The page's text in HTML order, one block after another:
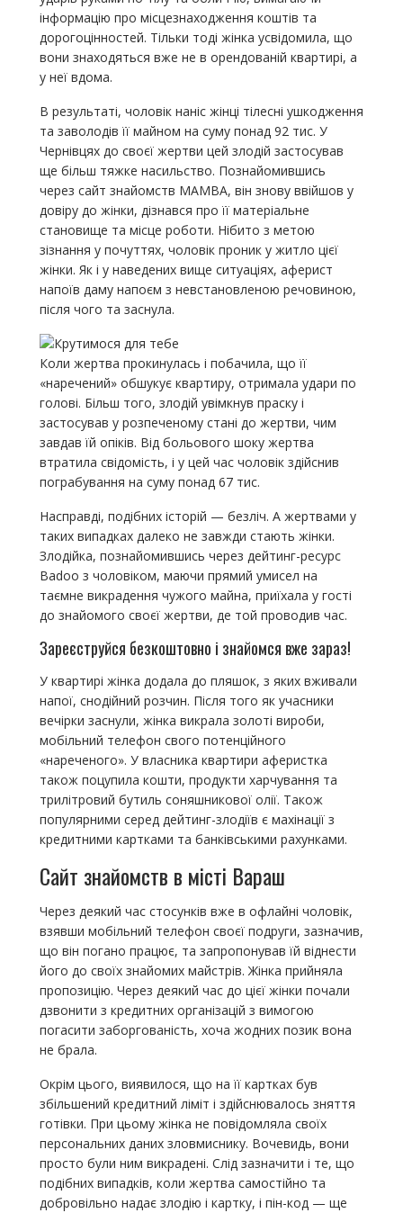
інформацію про місцезнаходження коштів та
дорогоцінностей. Тільки тоді жінка усвідомила, що
вони знаходяться вже не в орендованій квартирі, а
у неї вдома.
В результаті, чоловік наніс жінці тілесні ушкодження
та заволодів її майном на суму понад 92 тис. У
Чернівцях до своєї жертви цей злодій застосував
ще більш тяжке насильство. Познайомившись
через сайт знайомств МАМВА, він знову ввійшов у
довіру до жінки, дізнався про її матеріальне
становище та місце роботи. Нібито з метою
зізнання у почуттях, чоловік проник у житло цієї
жінки. Як і у наведених вище ситуаціях, аферист
напоїв даму напоєм з невстановленою речовиною,
після чого та заснула.
Коли жертва прокинулась і побачила, що її
«наречений» обшукує квартиру, отримала удари по
голові. Більш того, злодій увімкнув праску і
застосував у розпеченому стані до жертви, чим
завдав їй опіків. Від больового шоку жертва
втратила свідомість, і у цей час чоловік здійснив
пограбування на суму понад 67 тис.
Насправді, подібних історій — безліч. А жертвами у
таких випадках далеко не завжди стають жінки.
Злодійка, познайомившись через дейтинг-ресурс
Badoo з чоловіком, маючи прямий умисел на
таємне викрадення чужого майна, приїхала у гості
до знайомого своєї жертви, де той проводив час.
Зареєструйся безкоштовно і знайомся вже зараз!
У квартирі жінка додала до пляшок, з яких вживали
напої, снодійний розчин. Після того як учасники
вечірки заснули, жінка викрала золоті вироби,
мобільний телефон свого потенційного
«нареченого». У власника квартири аферистка
також поцупила кошти, продукти харчування та
трилітровий бутиль соняшникової олії. Також
популярними серед дейтинг-злодіїв є махінації з
кредитними картками та банківськими рахунками.
Сайт знайомств в місті Вараш
Через деякий час стосунків вже в офлайні чоловік,
взявши мобільний телефон своєї подруги, зазначив,
що він погано працює, та запропонував їй віднести
його до своїх знайомих майстрів. Жінка прийняла
пропозицію. Через деякий час до цієї жінки почали
дзвонити з кредитних організацій з вимогою
погасити заборгованість, хоча жодних позик вона
не брала.
Окрім цього, виявилося, що на її картках був
збільшений кредитний ліміт і здійснювалось зняття
готівки. При цьому жінка не повідомляла своїх
персональних даних зловмиснику. Вочевидь, вони
просто були ним викрадені. Слід зазначити і те, що
подібних випадків, коли жертва самостійно та
добровільно надає злодію і картку, і пін-код — ще